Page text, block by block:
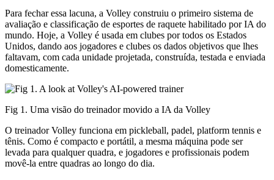
Para fechar essa lacuna, a Volley construiu o primeiro sistema de
avaliação e classificação de esportes de raquete habilitado por IA do
mundo. Hoje, a Volley é usada em clubes por todos os Estados
Unidos, dando aos jogadores e clubes os dados objetivos que lhes
faltavam, com cada unidade projetada, construída, testada e enviada
domesticamente.
Fig 1. Uma visão do treinador movido a IA da Volley
O treinador Volley funciona em pickleball, padel, platform tennis e
tênis. Como é compacto e portátil, a mesma máquina pode ser
levada para qualquer quadra, e jogadores e profissionais podem
movê-la entre quadras ao longo do dia.